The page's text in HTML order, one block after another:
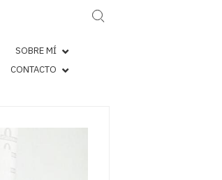
SOBRE MÍ
CONTACTO
Search for: